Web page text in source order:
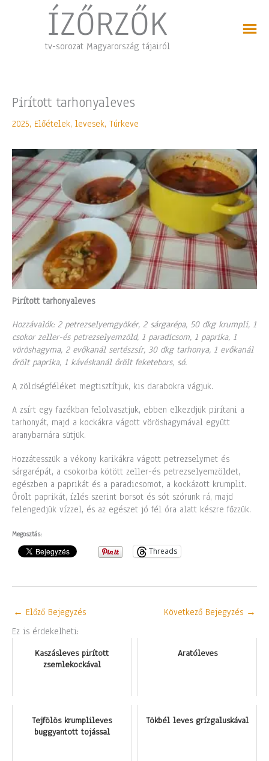
ÍZŐRZŐK
tv-sorozat Magyarország tájairól
Pirított tarhonyaleves
2025, Előételek, levesek, Túrkeve
Pirított tarhonyaleves
Hozzávalók: 2 petrezselyemgyökér, 2 sárgarépa, 50 dkg krumpli, 1
csokor zeller-és petrezselyemzöld, 1 paradicsom, 1 paprika, 1
vöröshagyma, 2 evőkanál sertészsír, 30 dkg tarhonya, 1 evőkanál
őrölt paprika, 1 kávéskanál őrölt feketebors, só.
A zöldségféléket megtisztítjuk, kis darabokra vágjuk.
A zsírt egy fazékban felolvasztjuk, ebben elkezdjük pirítani a
tarhonyát, majd a kockákra vágott vöröshagymával együtt
aranybarnára sütjük.
Hozzátesszük a vékony karikákra vágott petrezselymet és
sárgarépát, a csokorba kötött zeller-és petrezselyemzöldet,
egészben a paprikát és a paradicsomot, a kockázott krumplit.
Őrölt paprikát, ízlés szerint borsot és sót szórunk rá, majd
felengedjük vízzel, és az egészet jó fél óra alatt készre főzzük.
Megosztás:
Threads
← Előző Bejegyzés Következő Bejegyzés →
Ez is érdekelheti:
Kaszásleves pirított
zsemlekockával
Aratóleves
Tejfölös krumplileves
buggyantott tojással
Tökbél leves grízgaluskával